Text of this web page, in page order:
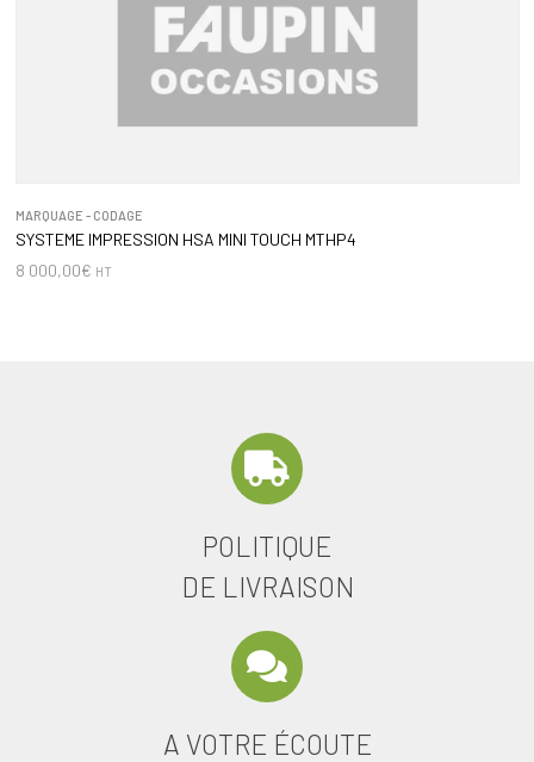
MARQUAGE - CODAGE
SYSTEME IMPRESSION HSA MINI TOUCH MTHP4
8 000,00€ HT
POLITIQUE
DE LIVRAISON
A VOTRE ÉCOUTE